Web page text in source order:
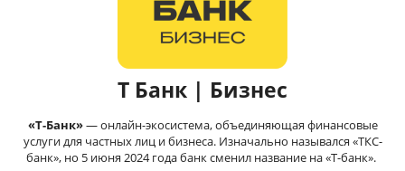
Т Банк | Бизнес
«Т-Банк»— онлайн-экосистема, объединяющая финансовые
услуги для частных лиц и бизнеса. Изначально назывался «ТКС-
банк», но 5 июня 2024 года банк сменил название на «Т-банк».